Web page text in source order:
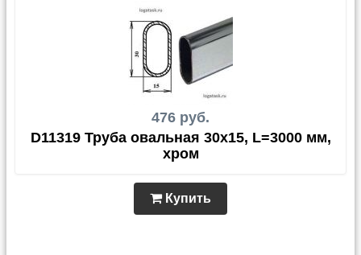
476 руб.
D11319 Труба овальная 30х15, L=3000 мм,
хром
Купить